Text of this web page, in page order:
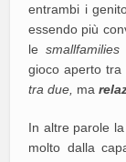
entrambi i
essendo più
le
gioco aperto
tra due, ma
In altre parole
molto dalla